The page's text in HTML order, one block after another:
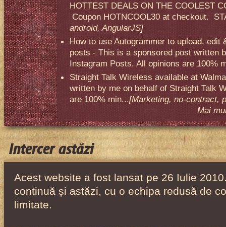
HOTTEST DEALS ON THE COOLEST
Coupon HOTNCOOL30 at checkout.
android, AngularJS]
How to use Autogrammer to upload, edit
posts - This is a sponsored post written
Instagram Posts. All opinions are 100%
Straight Talk Wireless available at
written by me on behalf of Straight Talk
are 100% min...[Marketing, no-contract,
Mai
Intercer astăzi
Acest website a fost lansat pe 26 Iulie
continuă și astăzi, cu o echipa redusă de
limitate.